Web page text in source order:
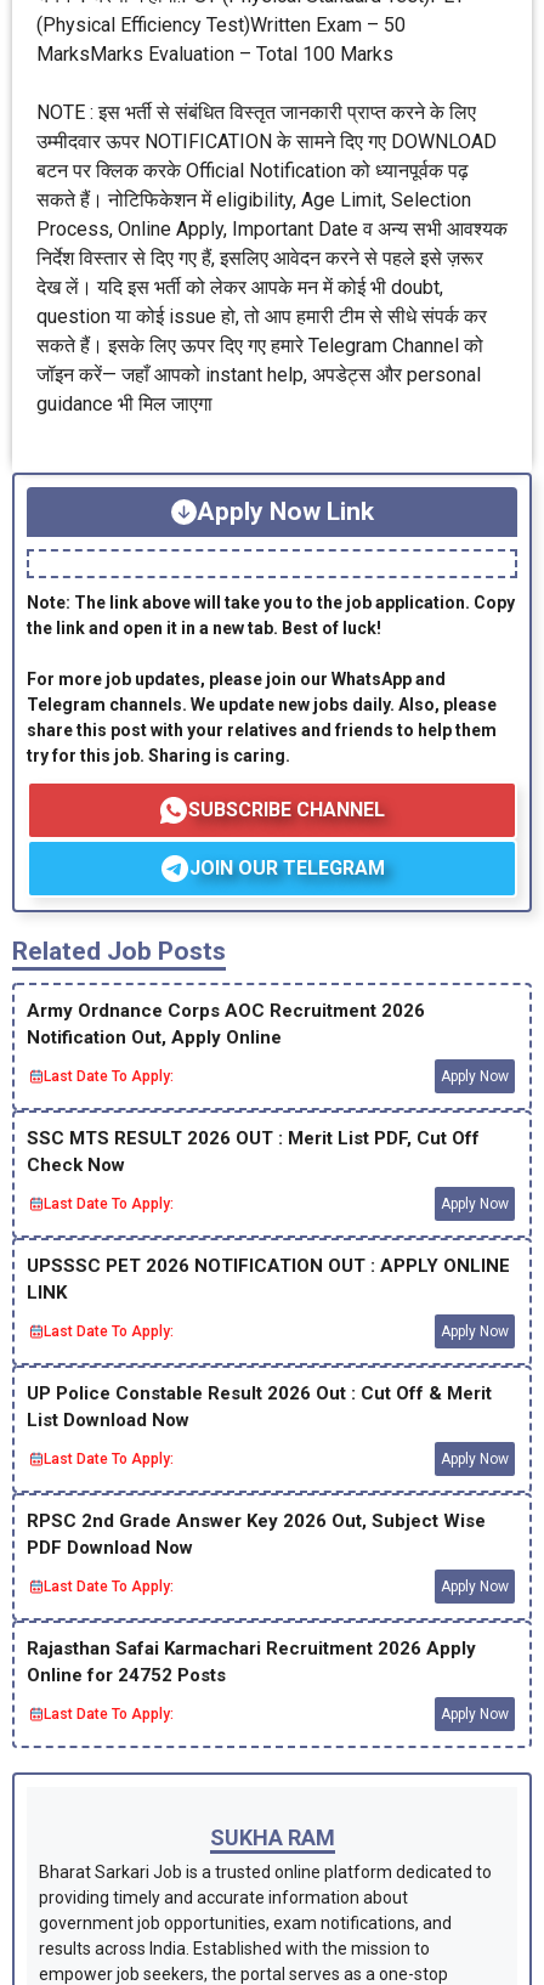
(Physical Efficiency Test)Written Exam – 50
MarksMarks Evaluation – Total 100 Marks
NOTE : इस भर्ती से संबंधित विस्तृत जानकारी प्राप्त करने के लिए
उम्मीदवार ऊपर NOTIFICATION के सामने दिए गए DOWNLOAD
बटन पर क्लिक करके Official Notification को ध्यानपूर्वक पढ़
सकते हैं। नोटिफिकेशन में eligibility, Age Limit, Selection
Process, Online Apply, Important Date व अन्य सभी आवश्यक
निर्देश विस्तार से दिए गए हैं, इसलिए आवेदन करने से पहले इसे ज़रूर
देख लें। यदि इस भर्ती को लेकर आपके मन में कोई भी doubt,
question या कोई issue हो, तो आप हमारी टीम से सीधे संपर्क कर
सकते हैं। इसके लिए ऊपर दिए गए हमारे Telegram Channel को
जॉइन करें— जहाँ आपको instant help, अपडेट्स और personal
guidance भी मिल जाएगा
Apply Now Link
Note: The link above will take you to the job application. Copy
the link and open it in a new tab. Best of luck!
For more job updates, please join our WhatsApp and
Telegram channels. We update new jobs daily. Also, please
share this post with your relatives and friends to help them
try for this job. Sharing is caring.
SUBSCRIBE CHANNEL
JOIN OUR TELEGRAM
Related Job Posts
Army Ordnance Corps AOC Recruitment 2026
Notification Out, Apply Online
Last Date To Apply: Apply Now
SSC MTS RESULT 2026 OUT : Merit List PDF, Cut Off
Check Now
Last Date To Apply: Apply Now
UPSSSC PET 2026 NOTIFICATION OUT : APPLY ONLINE
LINK
Last Date To Apply: Apply Now
UP Police Constable Result 2026 Out : Cut Off & Merit
List Download Now
Last Date To Apply: Apply Now
RPSC 2nd Grade Answer Key 2026 Out, Subject Wise
PDF Download Now
Last Date To Apply: Apply Now
Rajasthan Safai Karmachari Recruitment 2026 Apply
Online for 24752 Posts
Last Date To Apply: Apply Now
SUKHA RAM
Bharat Sarkari Job is a trusted online platform dedicated to
providing timely and accurate information about
government job opportunities, exam notifications, and
results across India. Established with the mission to
empower job seekers, the portal serves as a one-stop